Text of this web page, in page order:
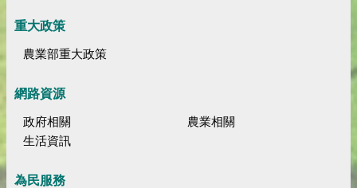
重大政策
農業部重大政策
網路資源
政府相關
農業相關
生活資訊
為民服務